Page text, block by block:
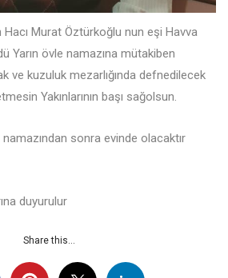
Murat Öztürkoğlu nun eşi Havva
Yarın övle namazına mütakiben
ve kuzuluk mezarlığında defnedilecek
Yakınlarının başı sağolsun.
sonra evinde olacaktır
duyurulur
Share this...